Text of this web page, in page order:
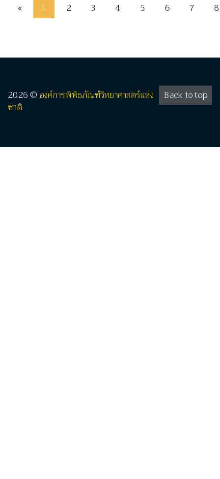
« 1 2 3 4 5 6 7 8
Back to top
2026 © องค์การพิพิธภัณฑ์วิทยาศาสตร์แห่ง
ชาติ